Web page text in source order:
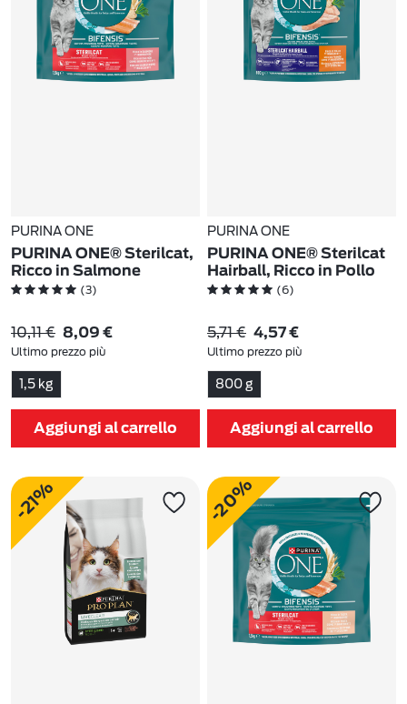
PURINA ONE
PURINA ONE® Sterilcat,
Ricco in Salmone
(3)
10,11 € 8,09 €
Ultimo prezzo più
basso: 10,11 €
1,5 kg
Aggiungi al carrello
PURINA ONE
PURINA ONE® Sterilcat
Hairball, Ricco in Pollo
(6)
5,71 € 4,57 €
Ultimo prezzo più
basso: 5,71 €
800 g
Aggiungi al carrello
-21% -20%